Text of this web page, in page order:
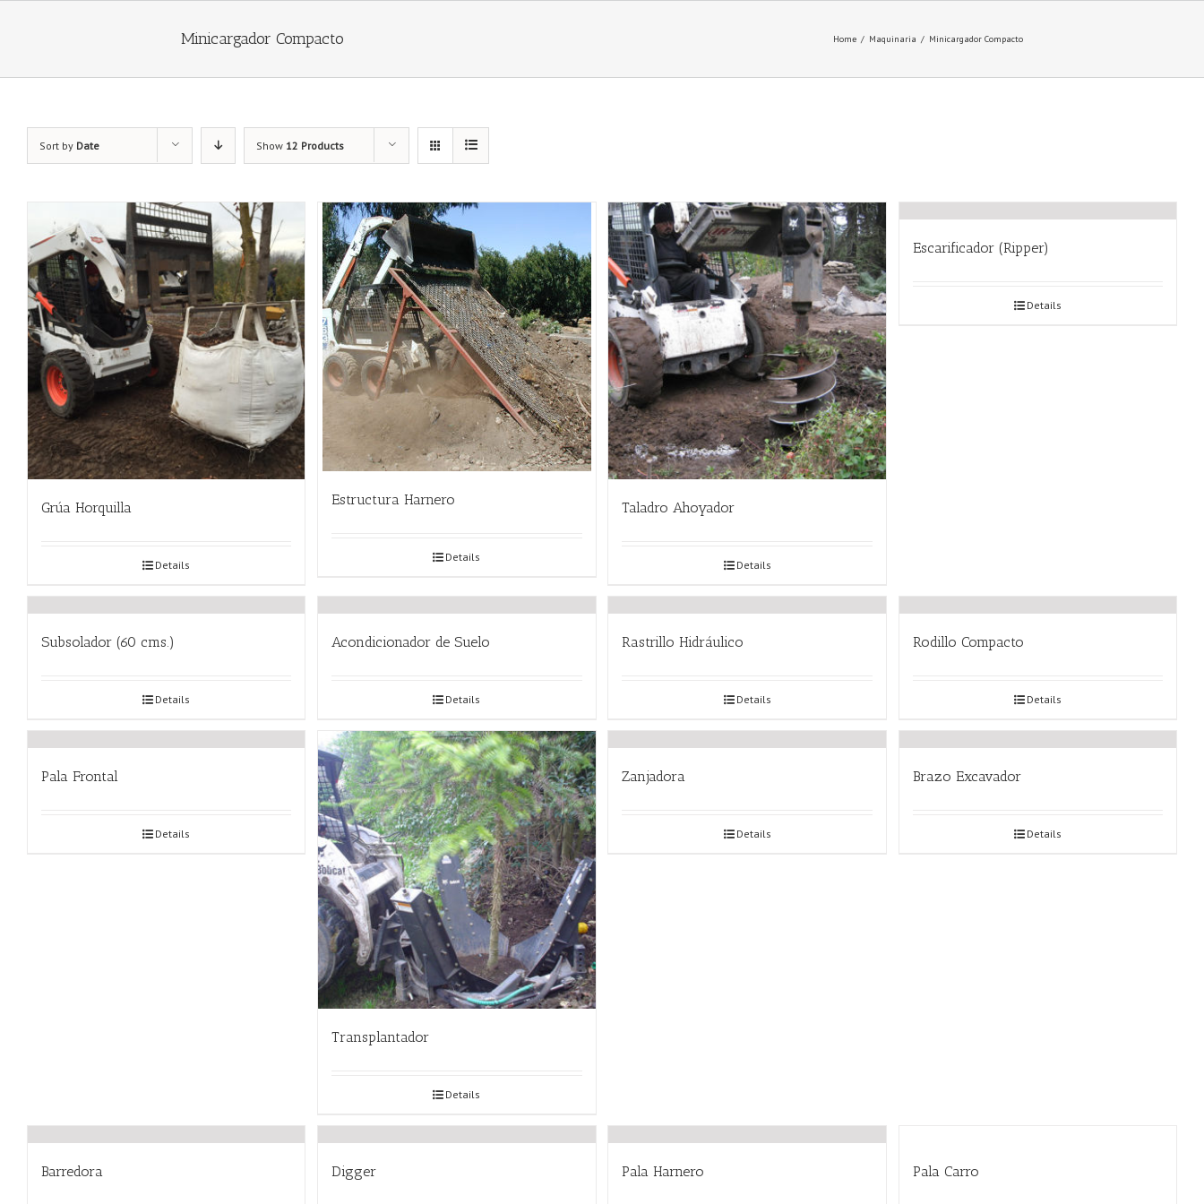
Minicargador Compacto Home / Maquinaria / Minicargador Compacto
Sort by Date Show 12 Products
Grúa Horquilla
Details
Estructura Harnero
Details
Taladro Ahoyador
Details
Escarificador (Ripper)
Details
Subsolador (60 cms.)
Details
Acondicionador de Suelo
Details
Rastrillo Hidráulico
Details
Rodillo Compacto
Details
Pala Frontal
Details
Transplantador
Details
Zanjadora
Details
Brazo Excavador
Details
Barredora Digger Pala Harnero Pala Carro